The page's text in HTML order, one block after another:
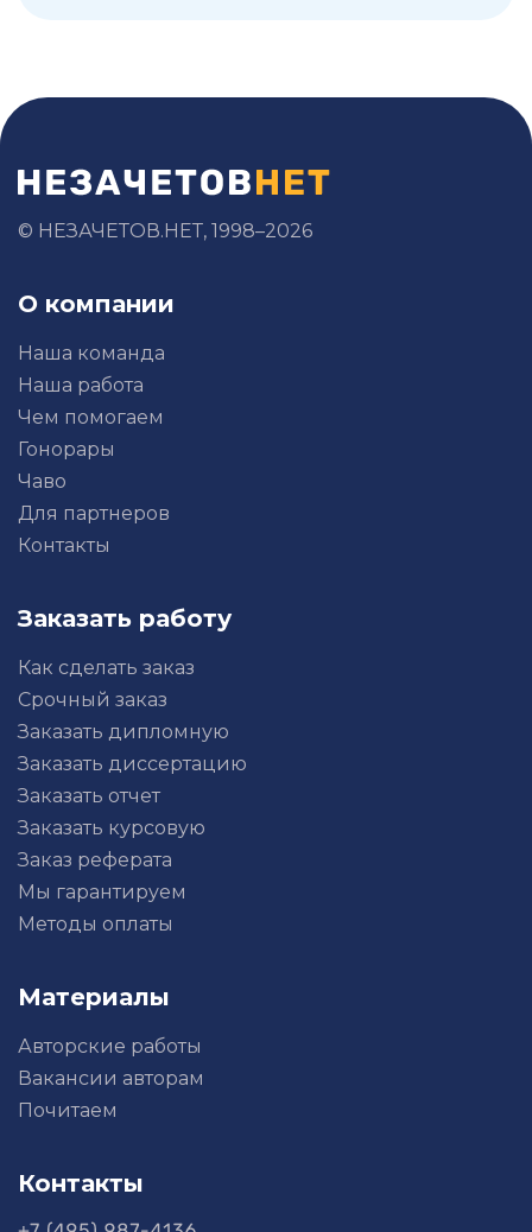
© НЕЗАЧЕТОВ.НЕТ, 1998–2026
О компании
Наша команда
Наша работа
Чем помогаем
Гонорары
Чаво
Для партнеров
Контакты
Заказать работу
Как сделать заказ
Срочный заказ
Заказать дипломную
Заказать диссертацию
Заказать отчет
Заказать курсовую
Заказ реферата
Мы гарантируем
Методы оплаты
Материалы
Авторские работы
Вакансии авторам
Почитаем
Контакты